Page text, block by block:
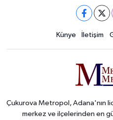
Künye İletişim
Çukurova Metropol, Adana'nın
merkez ve ilçelerinden en